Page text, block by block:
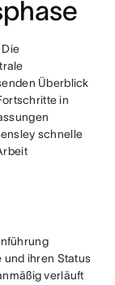
Die
Überblick
in
schnelle
und ihren Status
verläuft